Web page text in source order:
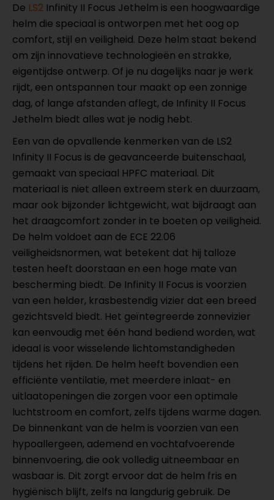
De LS2 Infinity II Focus Jethelm is een hoogwaardige
helm die speciaal is ontworpen met het oog op
comfort, stijl en veiligheid. Deze helm staat bekend
om zijn innovatieve technologieën en strakke,
eigentijdse ontwerp. Of je nu dagelijks naar je werk
rijdt, een ontspannen tour maakt op een zonnige
dag, of lange afstanden aflegt, de Infinity II Focus
Jethelm biedt alles wat je nodig hebt.
Een van de opvallende kenmerken van de LS2
Infinity II Focus is de geavanceerde buitenschaal,
gemaakt van speciaal HPFC materiaal. Dit
materiaal is niet alleen extreem sterk en duurzaam,
maar ook bijzonder lichtgewicht, wat bijdraagt aan
het draagcomfort zonder in te boeten op veiligheid.
De helm voldoet aan de ECE 22.06
veiligheidsnormen, wat betekent dat hij talloze
testen heeft doorstaan en een hoge mate van
bescherming biedt. De Infinity II Focus is voorzien
van een helder, krasbestendig vizier dat een breed
gezichtsveld biedt. Het geïntegreerde zonnevizier
kan eenvoudig met één hand bediend worden, wat
ideaal is voor wisselende lichtomstandigheden
tijdens het rijden. De helm heeft bovendien een
efficiënte ventilatie, met meerdere inlaat- en
uitlaatopeningen die zorgen voor een optimale
luchtstroom en comfort, zelfs tijdens warme dagen.
De binnenkant van de helm is voorzien van een
hypoallergeen, ademend en vochtafvoerende
binnenvoering, die ook volledig uitneembaar en
wasbaar is. Dit zorgt ervoor dat de helm fris en
hygiënisch blijft, zelfs na langdurig gebruik. De